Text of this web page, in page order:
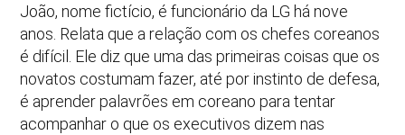
João, nome fictício, é funcionário da LG há nove
anos. Relata que a relação com os chefes coreanos
é difícil. Ele diz que uma das primeiras coisas que os
novatos costumam fazer, até por instinto de defesa,
é aprender palavrões em coreano para tentar
acompanhar o que os executivos dizem nas